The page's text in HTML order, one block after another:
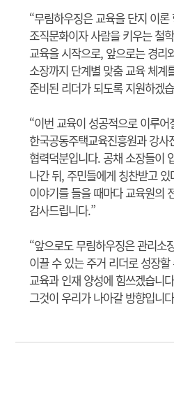
“무림하우징은 교육을 단지 이론
조직문화이자 사람을 키우는 철
교육을 시작으로, 앞으로는 경리
소장까지 단계별 맞춤 교육 체계
준비된 리더가 되도록 지원하겠
“이번 교육이 성공적으로 이루어
한국공동주택교육진흥원과 강사
협력덕분입니다. 공채 소장들이
나간 뒤, 주민들에게 칭찬받고 있
이야기를 들을 때마다 교육원의
감사드립니다.”
“앞으로도 무림하우징은 관리소
이끌 수 있는 주거 리더로 성장
교육과 인재 양성에 힘쓰겠습니
그것이 우리가 나아갈 방향입니